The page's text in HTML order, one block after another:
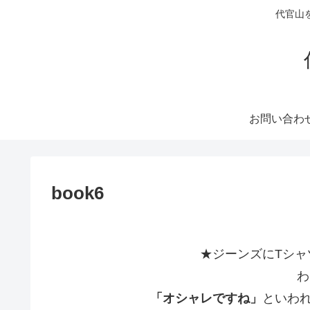
代官山
お問い合わ
book6
★ジーンズにTシャ
「オシャレですね」
といわ